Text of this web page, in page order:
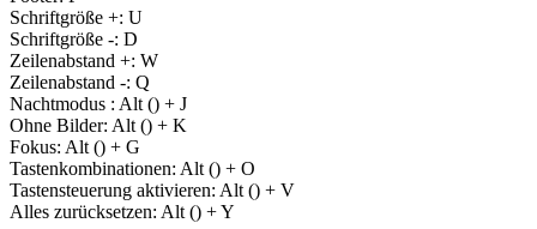
Schriftgröße +: U
Schriftgröße -: D
Zeilenabstand +: W
Zeilenabstand -: Q
Nachtmodus : Alt () + J
Ohne Bilder: Alt () + K
Fokus: Alt () + G
Tastenkombinationen: Alt () + O
Tastensteuerung aktivieren: Alt () + V
Alles zurücksetzen: Alt () + Y